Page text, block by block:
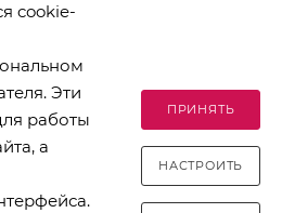
Оптовая торговля посудой и
Адрес: 220012, г. Минск, ул.
2, телефон 8-017-378-60-00
cookie-
Эти
работы
а
ПРИНЯТЬ
НАСТРОИТЬ